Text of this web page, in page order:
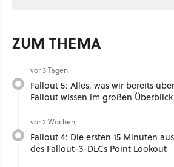
ZUM THEMA
vor 3 Tagen
Fallout 5: Alles, was wir bereits
Fallout wissen im großen Überblick
vor 2 Wochen
Fallout 4: Die ersten 15 Minuten
des Fallout-3-DLCs Point Lookout